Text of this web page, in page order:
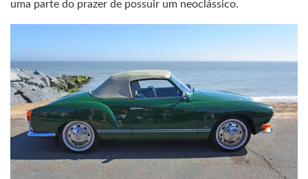
uma parte do prazer de possuir um neoclássico.